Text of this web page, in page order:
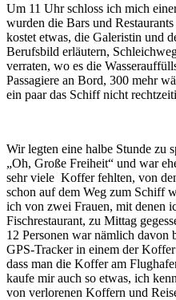
Um 11 Uhr schloss ich mich
wurden die Bars und
kostet etwas, die Galeristin und
Berufsbild erläutern,
verraten, wo es die
Passagiere an Bord, 300 mehr
ein paar das Schiff nicht
Wir legten eine halbe Stunde zu
„Oh, Große Freiheit“ und war
sehr viele Koffer fehlten, von
schon auf dem Weg zum Schiff
ich von zwei Frauen, mit denen
Fischrestaurant, zu Mittag
12 Personen war nämlich davon
GPS-Tracker in einem der
dass man die Koffer am
kaufe mir auch so etwas, ich
von verlorenen Koffern und